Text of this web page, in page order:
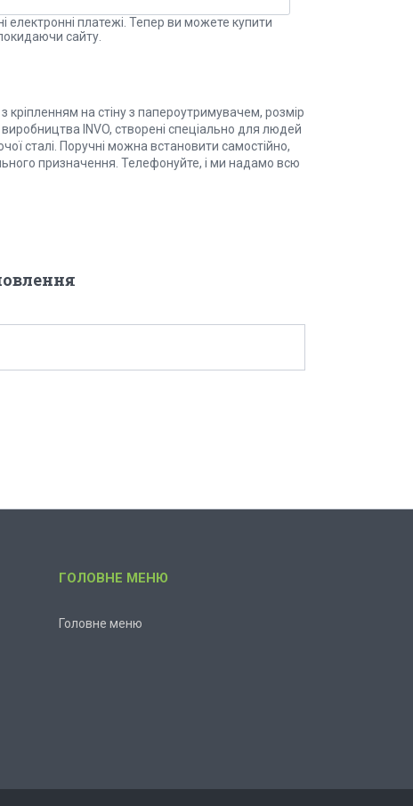
електронні платежі. Тепер ви можете купити
сайту.
кріпленням на стіну з папероутримувачем, розмір
INVO, створені спеціально для людей
сталі. Поручні можна встановити самостійно,
призначення. Телефонуйте, і ми надамо всю
ГОЛОВНЕ МЕНЮ
Головне меню